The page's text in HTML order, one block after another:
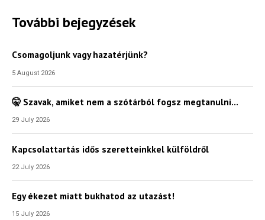
További bejegyzések
Csomagoljunk vagy hazatérjünk?
5 August 2026
🤫 Szavak, amiket nem a szótárból fogsz megtanulni…
29 July 2026
Kapcsolattartás idős szeretteinkkel külföldről
22 July 2026
Egy ékezet miatt bukhatod az utazást!
15 July 2026